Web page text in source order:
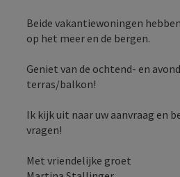
Beide vakantiewoningen
op het meer en de bergen.
Geniet van de ochtend- en
terras/balkon!
Ik kijk uit naar uw aanvraag en
vragen!
Met vriendelijke groet